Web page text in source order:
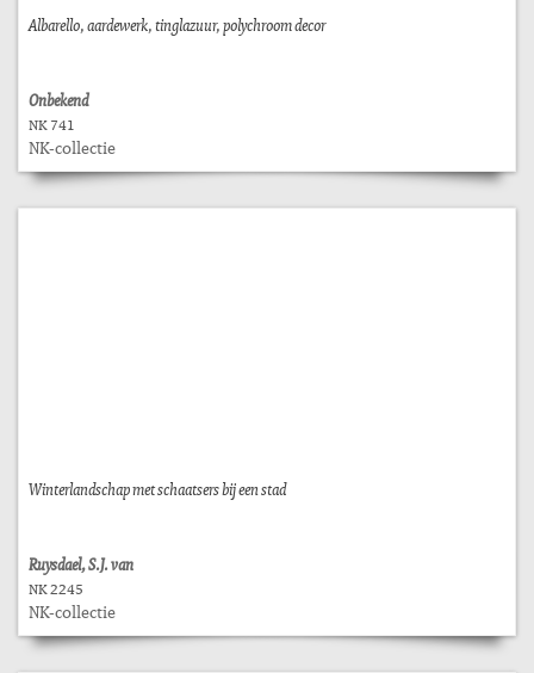
Albarello, aardewerk, tinglazuur, polychroom decor
Onbekend
NK 741
NK-collectie
Winterlandschap met schaatsers bij een stad
Ruysdael, S.J. van
NK 2245
NK-collectie